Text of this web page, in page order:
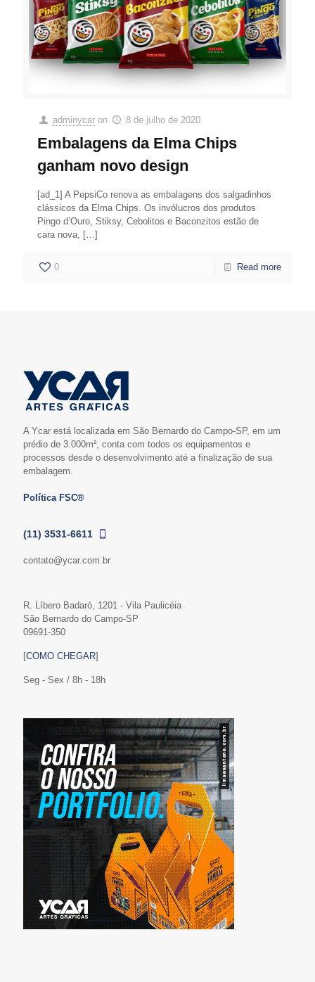
adminycar on 8 de julho de 2020
Embalagens da Elma Chips
ganham novo design
[ad_1] A PepsiCo renova as embalagens dos salgadinhos
clássicos da Elma Chips. Os invólucros dos produtos
Pingo d’Ouro, Stiksy, Cebolitos e Baconzitos estão de
cara nova, […]
0 Read more
A Ycar está localizada em São Bernardo do Campo-SP, em um
prédio de 3.000m², conta com todos os equipamentos e
processos desde o desenvolvimento até a finalização de sua
embalagem.
Política FSC®
(11) 3531-6611
contato@ycar.com.br
R. Líbero Badaró, 1201 - Vila Paulicéia
São Bernardo do Campo-SP
09691-350
[COMO CHEGAR]
Seg - Sex / 8h - 18h